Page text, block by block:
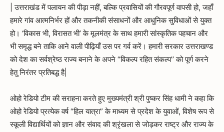
| उत्तराखंड में पलायन की पीड़ा नहीं, बल्कि प्रवासियों की गौरवपूर्ण वापसी हो, जहाँ
हमारे गांव आत्मनिर्भर हों और तकनीकी संसाधनों और आधुनिक सुविधाओं से युक्त
हो। ‘विकास भी, विरासत भी’ के मूलमंत्र के साथ हमारी सांस्कृतिक पहचान और
भी समृद्ध बने ताकि आने वाली पीढ़ियाँ उस पर गर्व करें। हमारी सरकार उत्तराखण्ड
को देश का सर्वश्रेष्ठ राज्य बनाने के अपने “विकल्प रहित संकल्प’’ को पूर्ण करने
हेतु निरंतर प्रतिबद्ध है|
ओहो रेडियो टीम की सराहना करते हुए मुख्यमंत्री श्री पुष्कर सिंह धामी ने कहा कि
ओहो रेडियो प्रत्येक वर्ष “हिल यात्रा” के माध्यम से प्रदेश के युवाओं, विशेष रूप से
स्कूली विद्यार्थियों को ज्ञान और संवाद की श्रृंखला से जोड़कर राष्ट्र और राज्य के